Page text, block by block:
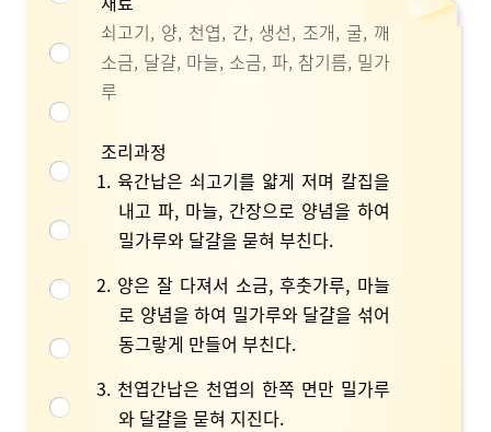
쇠고기, 양, 천엽, 간, 생선, 조개, 굴, 깨
소금, 달걀, 마늘, 소금, 파, 참기름, 밀가
루
조리과정
1. 육간납은 쇠고기를 얇게 저며 칼집을
내고 파, 마늘, 간장으로 양념을 하여
밀가루와 달걀을 묻혀 부친다.
2. 양은 잘 다져서 소금, 후춧가루, 마늘
로 양념을 하여 밀가루와 달걀을 섞어
동그랗게 만들어 부친다.
3. 천엽간납은 천엽의 한쪽 면만 밀가루
와 달걀을 묻혀 지진다.